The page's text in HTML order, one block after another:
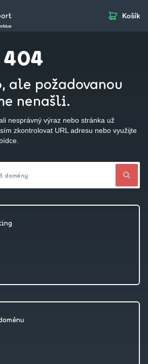
Košík
404
ale požadovanou
nenašli.
nesprávný výraz nebo stránka už
zkontrolovat URL adresu nebo využijte
domény